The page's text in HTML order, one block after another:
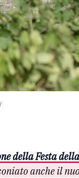
della Festa della
anche il